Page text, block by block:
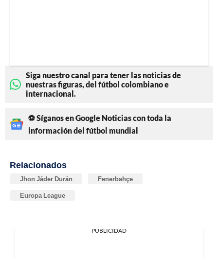
Siga nuestro canal para tener las noticias de
nuestras figuras, del fútbol colombiano e
internacional.
⚽ Síganos en Google Noticias con toda la
información del fútbol mundial
Relacionados
Jhon Jáder Durán Fenerbahçe
Europa League
PUBLICIDAD